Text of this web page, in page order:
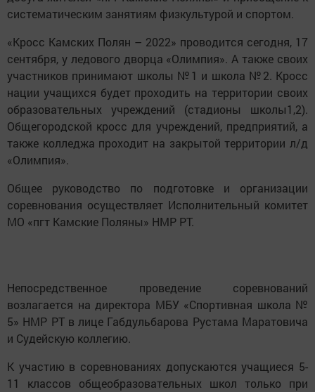
систематическим занятиям физкультурой и спортом.
«Кросс Камских Полян – 2022» проводится сегодня, 17
сентября, у ледового дворца «Олимпия». А также своих
участников принимают школы №1 и школа №2. Кросс
нации учащихся будет проходить на территории своих
образовательных учреждений (стадионы школы1,2).
Общегородской кросс для учреждений, предприятий, а
также колледжа проходит на закрытой территории л/д
«Олимпия».
Общее руководство по подготовке и организации
соревнования осуществляет Исполнительный комитет
МО «пгт Камские Поляны» НМР РТ.
Непосредственное проведение соревнований
возлагается на директора МБУ «Спортивная школа №
5» НМР РТ в лице Габдульбарова Рустама Маратовича
и Судейскую коллегию.
К участию в соревнованиях допускаются учащиеся 5-
11 классов общеобразовательных школ только при